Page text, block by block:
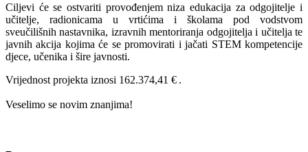
Ciljevi će se ostvariti provođenjem niza edukacija za odgojitelje i
učitelje, radionicama u vrtićima i školama pod vodstvom
sveučilišnih nastavnika, izravnih mentoriranja odgojitelja i učitelja te
javnih akcija kojima će se promovirati i jačati STEM kompetencije
djece, učenika i šire javnosti.
Vrijednost projekta iznosi 162.374,41 € .
Veselimo se novim znanjima!